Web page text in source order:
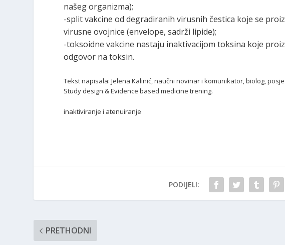
našeg organizma);
-split vakcine od degradiranih virusnih čestica koje se
virusne ovojnice (envelope, sadrži lipide);
-toksoidne vakcine nastaju inaktivacijom toksina koje
odgovor na toksin.
Tekst napisala: Jelena Kalinić, naučni novinar i komunikator, biolog,
Study design & Evidence based medicine trening.
inaktiviranje i atenuiranje
PODIJELI:
PRETHODNI